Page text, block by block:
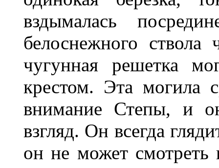
вздымалась
белоснежного ствола
чугунная решетка
крестом. Эта могила
внимание Степы, и
взгляд. Он всегда
он не может